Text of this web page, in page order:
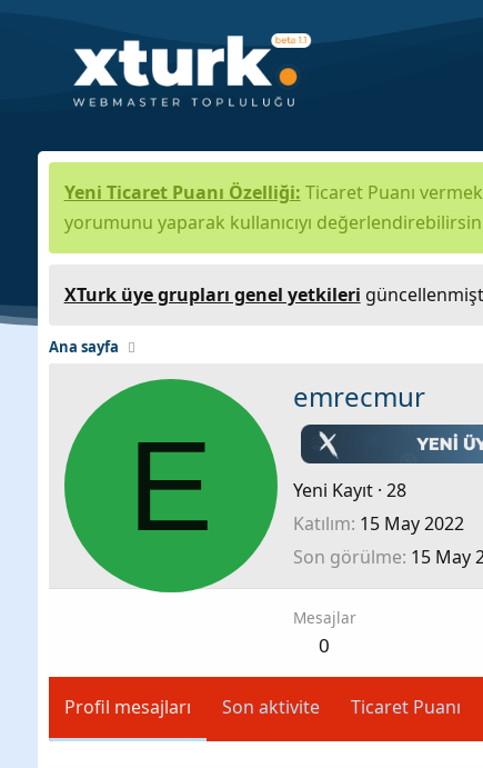
Yeni Ticaret Puanı Özelliği: Ticaret Puanı
yorumunu yaparak kullanıcıyı
XTurk üye grupları genel yetkileri
Ana sayfa
E
emrecmur
Yeni Kayıt · 28
Katılım 15 May 2022
Son görülme 15 May
Mesajlar
0
Profil mesajları Son aktivite Ticaret Puanı